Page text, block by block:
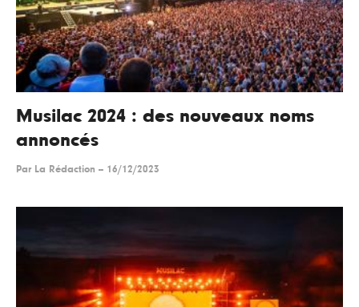
Musilac 2024 : des nouveaux noms
annoncés
Par La Rédaction -- 16/12/2023